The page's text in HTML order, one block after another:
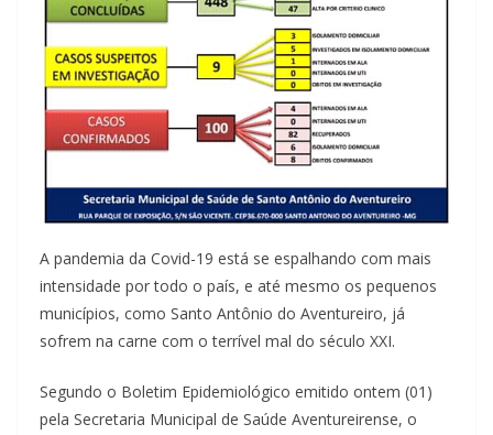
A pandemia da Covid-19 está se espalhando com mais
intensidade por todo o país, e até mesmo os pequenos
municípios, como Santo Antônio do Aventureiro, já
sofrem na carne com o terrível mal do século XXI.
Segundo o Boletim Epidemiológico emitido ontem (01)
pela Secretaria Municipal de Saúde Aventureirense, o